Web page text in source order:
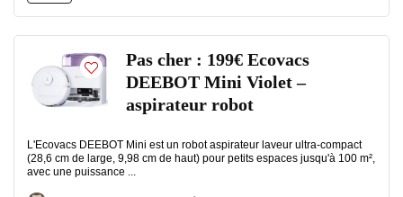
Pas cher : 199€ Ecovacs
DEEBOT Mini Violet –
aspirateur robot
L'Ecovacs DEEBOT Mini est un robot aspirateur laveur ultra-compact
(28,6 cm de large, 9,98 cm de haut) pour petits espaces jusqu'à 100 m²,
avec une puissance ...